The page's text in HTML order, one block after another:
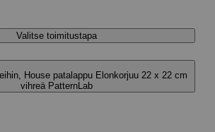
Valitse toimitustapa
House patalappu Elonkorjuu 22 x 22 cm
vihreä PatternLab